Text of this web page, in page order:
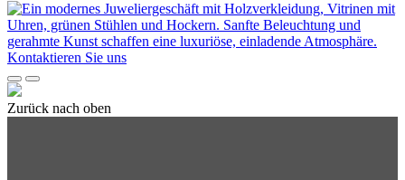
Kontaktieren Sie uns
Zurück nach oben